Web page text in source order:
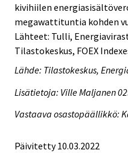
kivihiilen
megawattituntia kohden
Lähteet: Tulli,
Tilastokeskus, FOEX
Lähde: Tilastokeskus,
Lisätietoja: Ville Maljanen
Vastaava osastopäällikkö:
Päivitetty 10.03.2022